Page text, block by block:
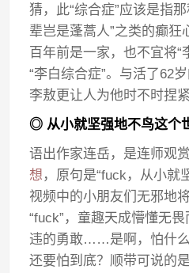
猜，此“综合症”应该是指
辈岂是蓬蒿人”之类的癫狂
百年前是一家，也不宜将“
“李白综合症”。与活了62
李敖更让人为他时不时捏紧
◎ 从小就坚强地不鸟这个
语出作家连岳，是连师观
想 ，原句是“fuck，从小就
视频中的小朋友们无邪地
“fuck”，童趣天成懵懂无
违的勇敢……是啊，怕什么
还要怕到底？顺带可说的